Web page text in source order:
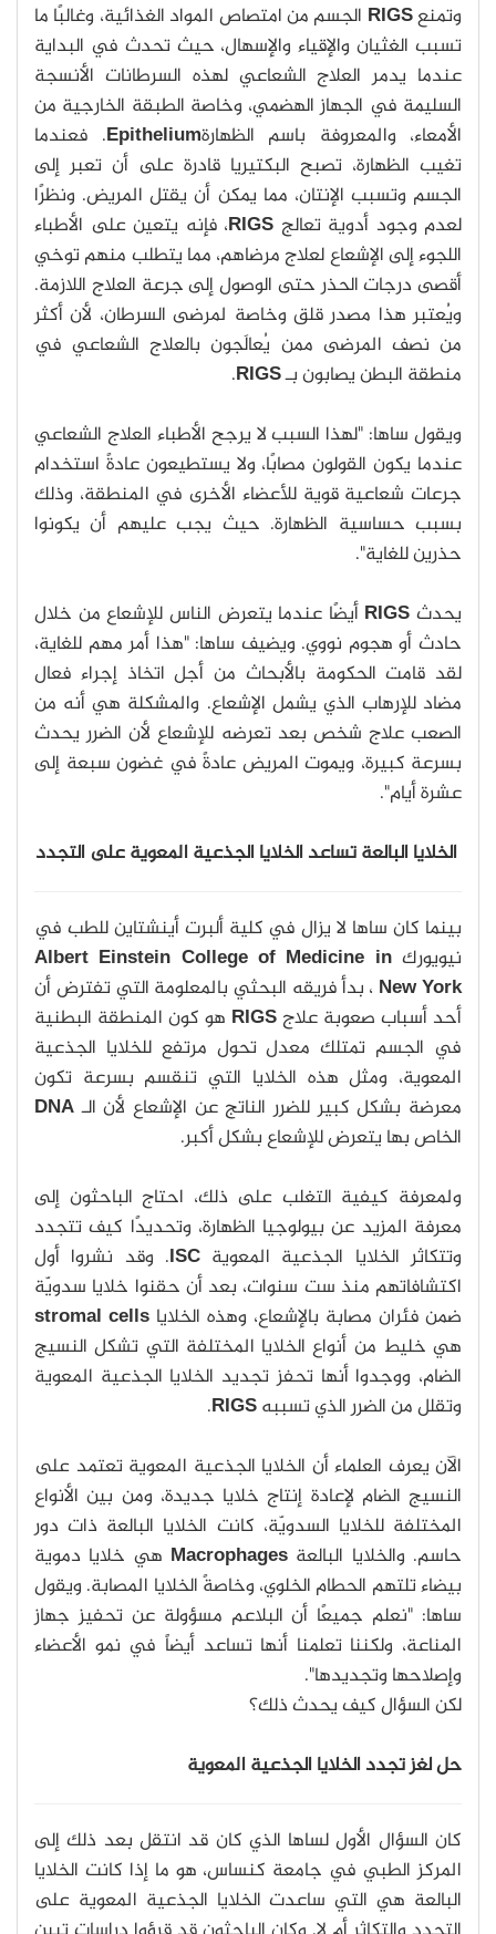
وتمنعRIGS الجسم من امتصاص المواد الغذائية، وغالبًا ما
تسبب الغثيان والإقياء والإسهال، حيث تحدث في البداية
عندما يدمر العلاج الشعاعي لهذه السرطانات الأنسجة
السليمة في الجهاز الهضمي، وخاصة الطبقة الخارجية من
الأمعاء، والمعروفة باسم الظهارةEpithelium. فعندما
تغيب الظهارة، تصبح البكتيريا قادرة على أن تعبر إلى
الجسم وتسبب الإنتان، مما يمكن أن يقتل المريض. ونظرًا
لعدم وجود أدوية تعالج RIGS، فإنه يتعين على الأطباء
اللجوء إلى الإشعاع لعلاج مرضاهم، مما يتطلب منهم توخي
أقصى درجات الحذر حتى الوصول إلى جرعة العلاج اللازمة.
ويُعتبر هذا مصدر قلق وخاصة لمرضى السرطان، لأن أكثر
من نصف المرضى ممن يُعالَجون بالعلاج الشعاعي في
منطقة البطن يصابون بـRIGS
.
ويقول ساها: "لهذا السبب لا يرجح الأطباء العلاج الشعاعي
عندما يكون القولون مصابًا، ولا يستطيعون عادةً استخدام
جرعات شعاعية قوية للأعضاء الأخرى في المنطقة، وذلك
بسبب حساسية الظهارة. حيث يجب عليهم أن يكونوا
حذرين للغاية".
يحدث RIGS أيضًا عندما يتعرض الناس للإشعاع من خلال
حادث أو هجوم نووي. ويضيف ساها: "هذا أمر مهم للغاية،
لقد قامت الحكومة بالأبحاث من أجل اتخاذ إجراء فعال
مضاد للإرهاب الذي يشمل الإشعاع. والمشكلة هي أنه من
الصعب علاج شخص بعد تعرضه للإشعاع لأن الضرر يحدث
بسرعة كبيرة، ويموت المريض عادةً في غضون سبعة إلى
عشرة أيام".
الخلايا البالعة تساعد الخلايا الجذعية المعوية على التجدد
بينما كان ساها لا يزال في كلية ألبرت أينشتاين للطب في
نيويوركAlbert Einstein College of Medicine in
New York ، بدأ فريقه البحثي بالمعلومة التي تفترض أن
أحد أسباب صعوبة علاج
هو كون المنطقة البطنية
في الجسم تمتلك معدل تحول مرتفع للخلايا الجذعية
المعوية، ومثل هذه الخلايا التي تنقسم بسرعة تكون
معرضة بشكل كبير للضرر الناتج عن الإشعاع لأن الـ DNA
الخاص بها يتعرض للإشعاع بشكل أكبر.
ولمعرفة كيفية التغلب على ذلك، احتاج الباحثون إلى
معرفة المزيد عن بيولوجيا الظهارة، وتحديدًا كيف تتجدد
وتتكاثر الخلايا الجذعية المعويةISC. وقد نشروا أول
اكتشافاتهم منذ ست سنوات، بعد أن حقنوا خلايا سدويّة
ضمن فئران مصابة بالإشعاع، وهذه الخلايا stromal cells
هي خليط من أنواع الخلايا المختلفة التي تشكل النسيج
الضام، ووجدوا أنها تحفز تجديد الخلايا الجذعية المعوية
وتقلل من الضرر الذي تسببهRIGS
.
الآن يعرف العلماء أن الخلايا الجذعية المعوية تعتمد على
النسيج الضام لإعادة إنتاج خلايا جديدة، ومن بين الأنواع
المختلفة للخلايا السدويّة، كانت الخلايا البالعة ذات دور
حاسم. والخلايا البالعة Macrophages هي خلايا دموية
بيضاء تلتهم الحطام الخلوي، وخاصةً الخلايا المصابة. ويقول
ساها: "نعلم جميعًا أن البلاعم مسؤولة عن تحفيز جهاز
المناعة، ولكننا تعلمنا أنها تساعد أيضاً في نمو الأعضاء
وإصلاحها وتجديدها".
لكن السؤال كيف يحدث ذلك؟
حل لغز تجدد الخلايا الجذعية المعوية
كان السؤال الأول لساها الذي كان قد انتقل بعد ذلك إلى
المركز الطبي في جامعة كنساس، هو ما إذا كانت الخلايا
البالعة هي التي ساعدت الخلايا الجذعية المعوية على